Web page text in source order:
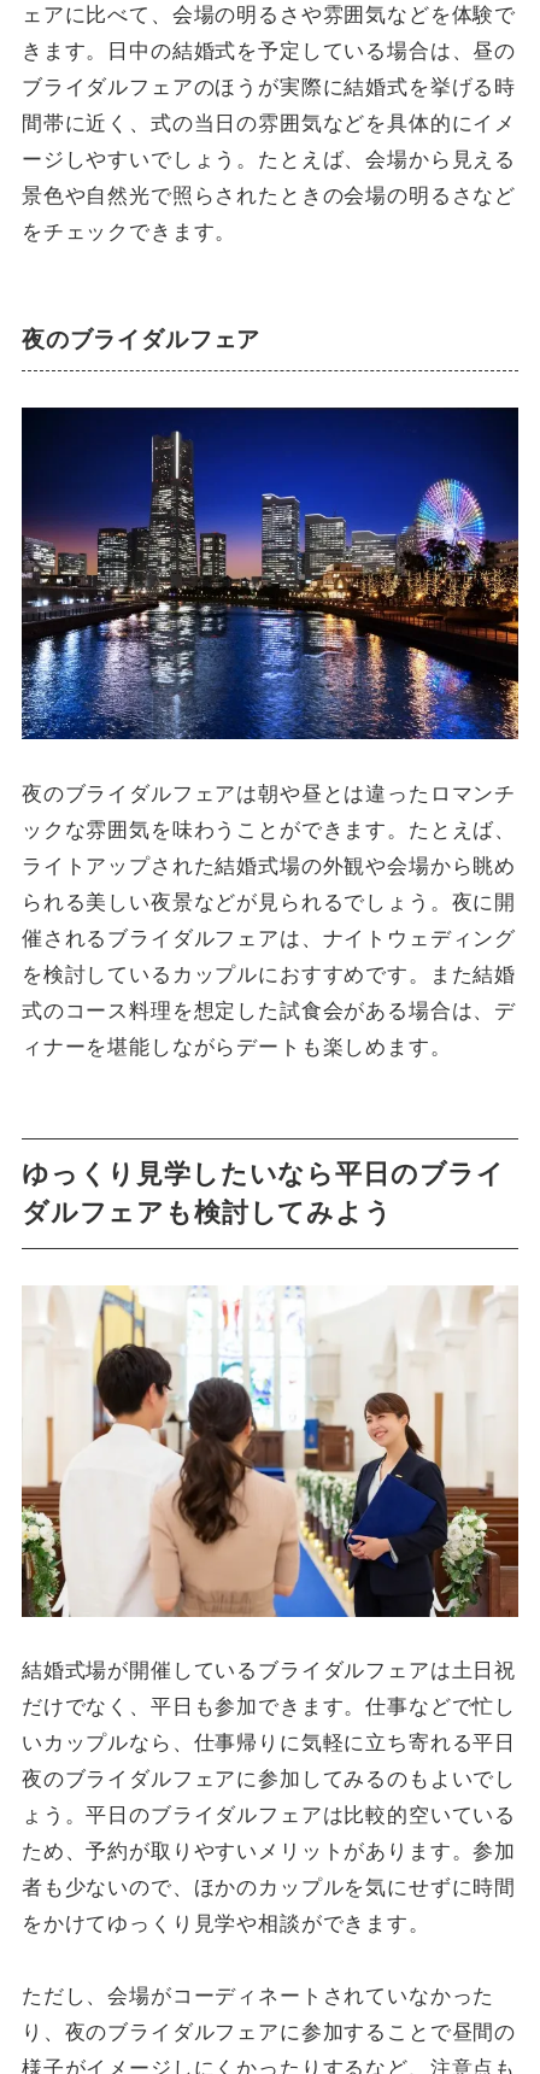
ェアに比べて、会場の明るさや雰囲気などを体験で
きます。日中の結婚式を予定している場合は、昼の
ブライダルフェアのほうが実際に結婚式を挙げる時
間帯に近く、式の当日の雰囲気などを具体的にイメ
ージしやすいでしょう。たとえば、会場から見える
景色や自然光で照らされたときの会場の明るさなど
をチェックできます。
夜のブライダルフェア
夜のブライダルフェアは朝や昼とは違ったロマンチ
ックな雰囲気を味わうことができます。たとえば、
ライトアップされた結婚式場の外観や会場から眺め
られる美しい夜景などが見られるでしょう。夜に開
催されるブライダルフェアは、ナイトウェディング
を検討しているカップルにおすすめです。また結婚
式のコース料理を想定した試食会がある場合は、デ
ィナーを堪能しながらデートも楽しめます。
ゆっくり見学したいなら平日のブライ
ダルフェアも検討してみよう
結婚式場が開催しているブライダルフェアは土日祝
だけでなく、平日も参加できます。仕事などで忙し
いカップルなら、仕事帰りに気軽に立ち寄れる平日
夜のブライダルフェアに参加してみるのもよいでし
ょう。平日のブライダルフェアは比較的空いている
ため、予約が取りやすいメリットがあります。参加
者も少ないので、ほかのカップルを気にせずに時間
をかけてゆっくり見学や相談ができます。
ただし、会場がコーディネートされていなかった
り、夜のブライダルフェアに参加することで昼間の
様子がイメージしにくかったりするなど、注意点も